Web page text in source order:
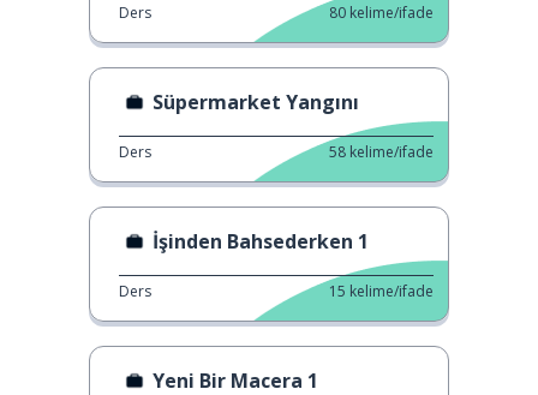
Ders 80 kelime/ifade
Süpermarket Yangını
Ders 58 kelime/ifade
İşinden Bahsederken 1
Ders 15 kelime/ifade
Yeni Bir Macera 1